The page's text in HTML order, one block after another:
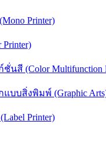
Printer)
นสี (Color Multifunction
บบสิ่งพิมพ์ (Graphic
Printer)